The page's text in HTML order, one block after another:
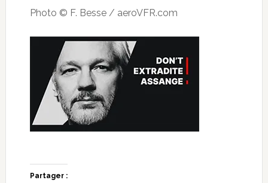
Photo © F. Besse / aeroVFR.com
Partager :